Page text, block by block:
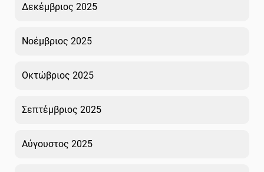
Δεκέμβριος 2025
Νοέμβριος 2025
Οκτώβριος 2025
Σεπτέμβριος 2025
Αύγουστος 2025